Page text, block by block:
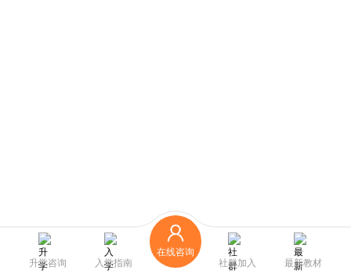
升学咨询 入学指南
在线咨询
社群加入
最新教材